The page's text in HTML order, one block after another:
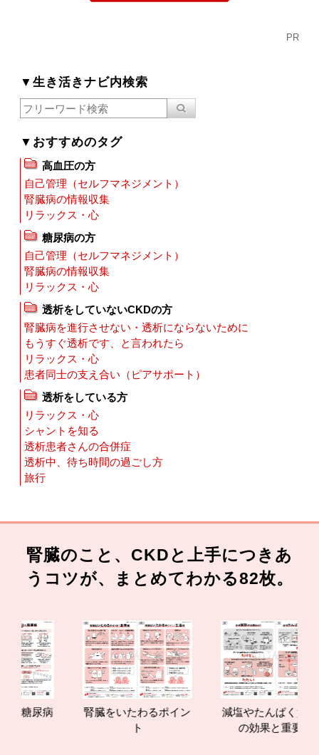
PR
▼生き活きナビ内検索
▼おすすめのタグ
高血圧の方
自己管理（セルフマネジメント）
腎臓病の情報収集
リラックス・心
糖尿病の方
自己管理（セルフマネジメント）
腎臓病の情報収集
リラックス・心
透析をしていないCKDの方
腎臓病を進行させない・透析にならないために
もうすぐ透析です、と言われたら
リラックス・心
患者同士の支え合い（ピアサポート）
透析をしている方
リラックス・心
シャントを知る
透析患者さんの合併症
透析中、待ち時間の過ごし方
旅行
腎臓のこと、CKDと上手につきあ
うコツが、まとめてわかる82枚。
腎臓をいたわるポイン
減塩やたんぱく質管理
腎臓の